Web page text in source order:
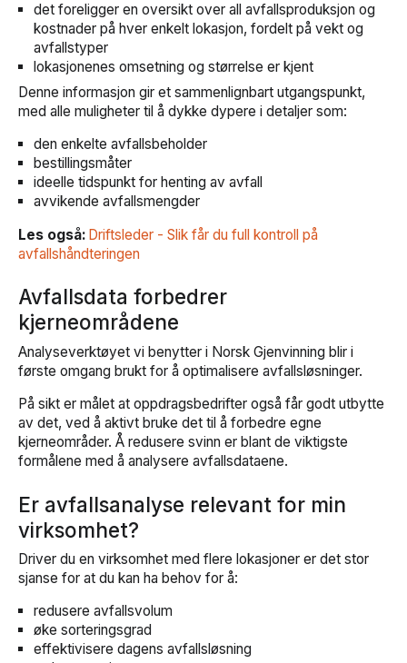
det foreligger en oversikt over all avfallsproduksjon og
kostnader på hver enkelt lokasjon, fordelt på vekt og
avfallstyper
lokasjonenes omsetning og størrelse er kjent
Denne informasjon gir et sammenlignbart utgangspunkt,
med alle muligheter til å dykke dypere i detaljer som:
den enkelte avfallsbeholder
bestillingsmåter
ideelle tidspunkt for henting av avfall
avvikende avfallsmengder
Les også: Driftsleder - Slik får du full kontroll på
avfallshåndteringen
Avfallsdata forbedrer
kjerneområdene
Analyseverktøyet vi benytter i Norsk Gjenvinning blir i
første omgang brukt for å optimalisere avfallsløsninger.
På sikt er målet at oppdragsbedrifter også får godt utbytte
av det, ved å aktivt bruke det til å forbedre egne
kjerneområder. Å redusere svinn er blant de viktigste
formålene med å analysere avfallsdataene.
Er avfallsanalyse relevant for min
virksomhet?
Driver du en virksomhet med flere lokasjoner er det stor
sjanse for at du kan ha behov for å:
redusere avfallsvolum
øke sorteringsgrad
effektivisere dagens avfallsløsning